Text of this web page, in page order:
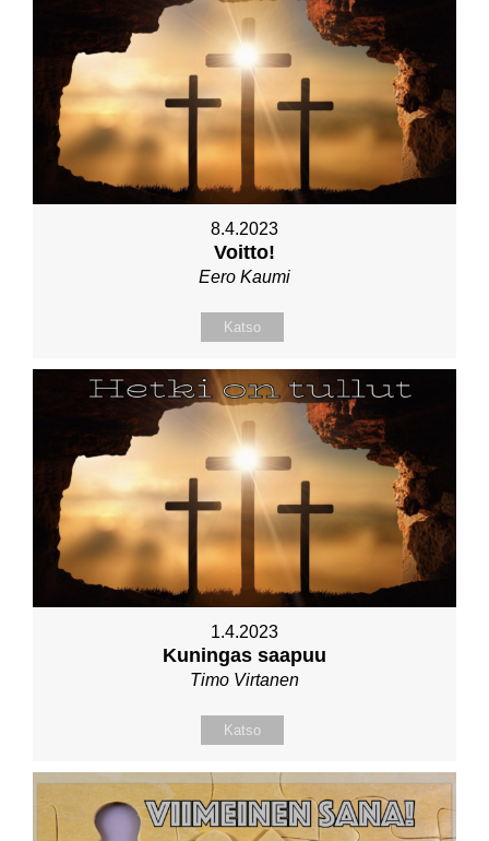
8.4.2023
Voitto!
Eero Kaumi
Katso
1.4.2023
Kuningas saapuu
Timo Virtanen
Katso